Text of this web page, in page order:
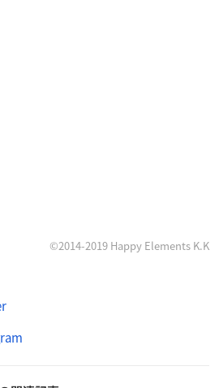
©2014-2019 Happy Elements K.K